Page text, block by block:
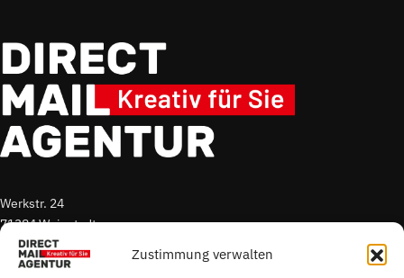
Zustimmung verwalten
Werkstr. 24
71384 Weinstadt
T. +49 7151 96 52 300